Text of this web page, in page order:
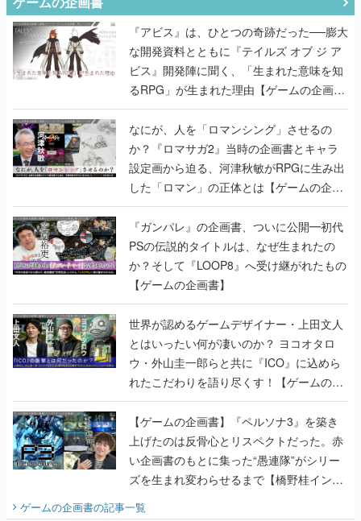
るRPG」が生まれた理由【ゲームの企画
書】
なにが、人を「ロマンシング」させるの
か？『ロマサガ2』当時の企画書とキャラ
設定画から迫る、河津秋敏がRPGに生み出
した「ロマン」の正体とは【ゲームの企画
書】
『ガンパレ』の企画書、ついに公開━初代
PSの伝説的タイトルは、なぜ生まれたの
か？そして『LOOP8』へ受け継がれたもの
【ゲームの企画書】
世界が認めるゲームデザイナー・上田文人
とはいったい何が凄いのか？ ヨコオタロ
ウ・外山圭一郎らと共に『ICO』に込めら
れたこだわりを語り尽くす！【ゲームの企
画書】
【ゲームの企画書】『ペルソナ3』を築き
上げたのは反骨心とリスペクトだった。赤
い企画書のもとに集った“愚連隊”がシリー
ズを生まれ変わらせるまで【橋野桂インタ
ビュー】
ゲームの企画書の記事一覧
若ゲのいたり〜ゲームクリエイターの青春〜
田中圭一のゲーム業界取材マンガ『若ゲの